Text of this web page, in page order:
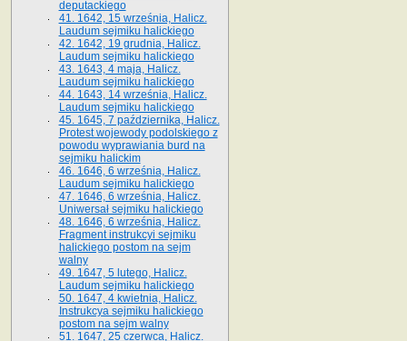
deputackiego
41. 1642, 15 września, Halicz.
Laudum sejmiku halickiego
42. 1642, 19 grudnia, Halicz.
Laudum sejmiku halickiego
43. 1643, 4 maja, Halicz.
Laudum sejmiku halickiego
44. 1643, 14 września, Halicz.
Laudum sejmiku halickiego
45. 1645, 7 października, Halicz.
Protest wojewody podolskiego z
powodu wyprawiania burd na
sejmiku halickim
46. 1646, 6 września, Halicz.
Laudum sejmiku halickiego
47. 1646, 6 września, Halicz.
Uniwersał sejmiku halickiego
48. 1646, 6 września, Halicz.
Fragment instrukcyi sejmiku
halickiego postom na sejm
walny
49. 1647, 5 lutego, Halicz.
Laudum sejmiku halickiego
50. 1647, 4 kwietnia, Halicz.
Instrukcya sejmiku halickiego
postom na sejm walny
51. 1647, 25 czerwca, Halicz.